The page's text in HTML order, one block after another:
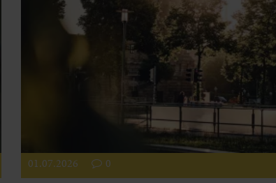
01.07.2026 0